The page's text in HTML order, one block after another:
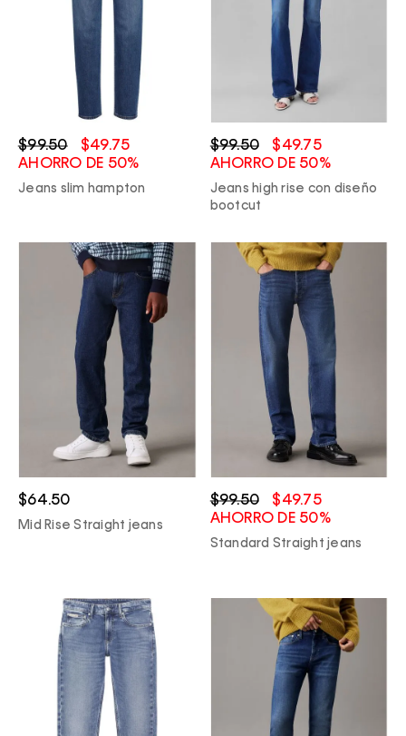
$99.50
$49.75
AHORRO DE 50%
Jeans slim hampton
$99.50
$49.75
AHORRO DE 50%
Jeans high rise con diseño
bootcut
$64.50
Mid Rise Straight jeans
$99.50
$49.75
AHORRO DE 50%
Standard Straight jeans